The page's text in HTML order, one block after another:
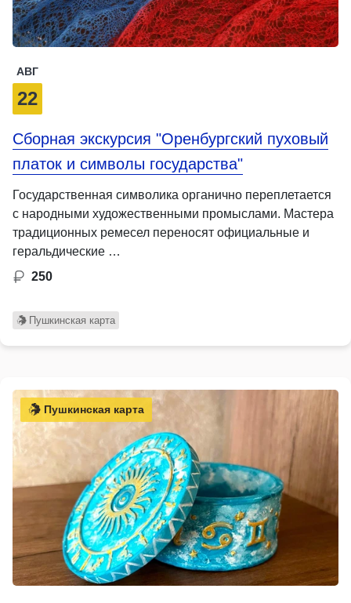
АВГ
22
Сборная экскурсия "Оренбургский пуховый
платок и символы государства"
Государственная символика органично переплетается
с народными художественными промыслами. Мастера
традиционных ремесел переносят официальные и
геральдические …
250
Пушкинская карта
Пушкинская карта